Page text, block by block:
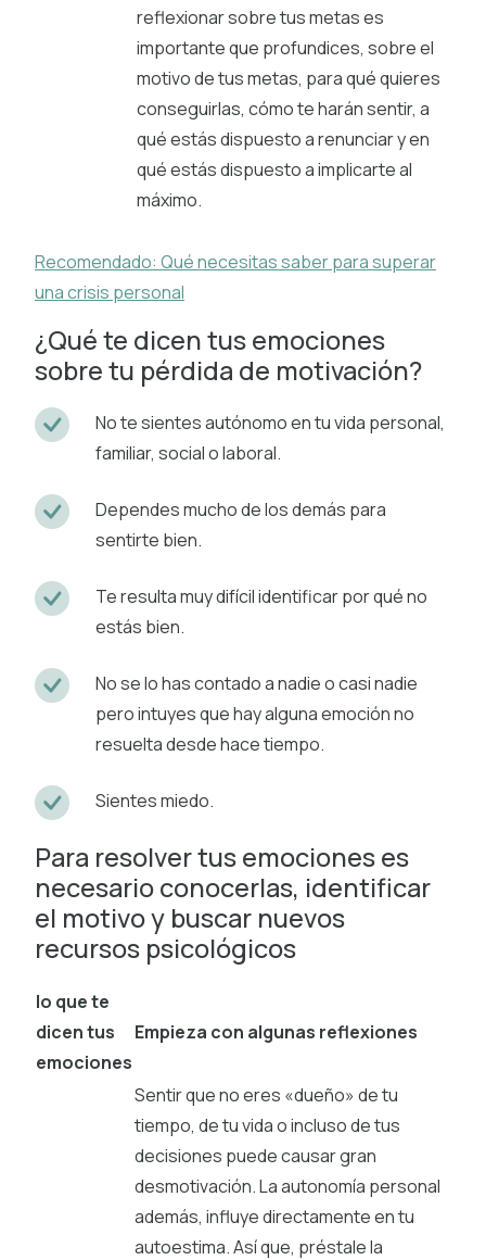
reflexionar sobre tus metas es
importante que profundices, sobre el
motivo de tus metas, para qué quieres
conseguirlas, cómo te harán sentir, a
qué estás dispuesto a renunciar y en
qué estás dispuesto a implicarte al
máximo.
Recomendado: Qué necesitas saber para superar
una crisis personal
¿Qué te dicen tus emociones
sobre tu pérdida de motivación?
No te sientes autónomo en tu vida personal,
familiar, social o laboral.
Dependes mucho de los demás para
sentirte bien.
Te resulta muy difícil identificar por qué no
estás bien.
No se lo has contado a nadie o casi nadie
pero intuyes que hay alguna emoción no
resuelta desde hace tiempo.
Sientes miedo.
Para resolver tus emociones es
necesario conocerlas, identificar
el motivo y buscar nuevos
recursos psicológicos
lo que te
dicen tus
emociones
Empieza con algunas reflexiones
Sentir que no eres «dueño» de tu
tiempo, de tu vida o incluso de tus
decisiones puede causar gran
desmotivación. La autonomía personal
además, influye directamente en tu
autoestima. Así que, préstale la